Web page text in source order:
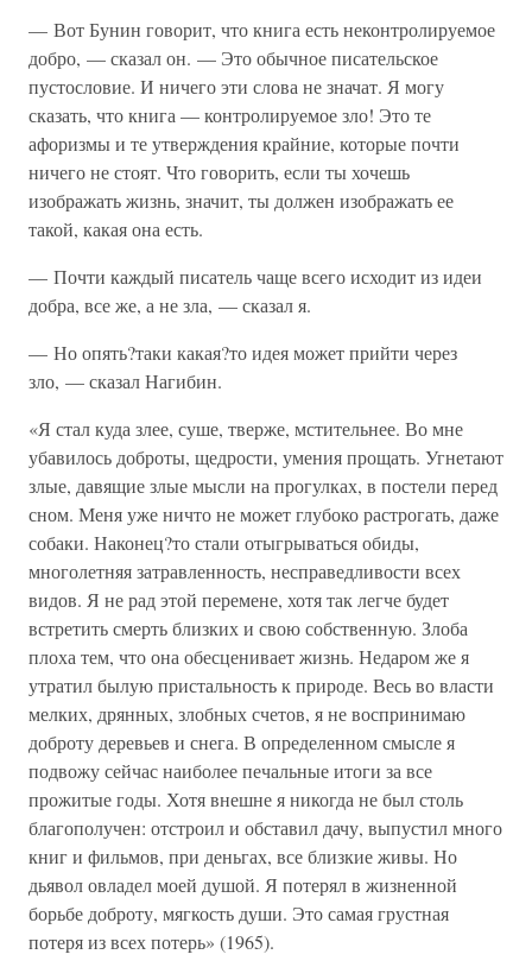
— Вот Бунин говорит, что книга есть неконтролируемое
добро, — сказал он. — Это обычное писательское
пустословие. И ничего эти слова не значат. Я могу
сказать, что книга — контролируемое зло! Это те
афоризмы и те утверждения крайние, которые почти
ничего не стоят. Что говорить, если ты хочешь
изображать жизнь, значит, ты должен изображать ее
такой, какая она есть.
— Почти каждый писатель чаще всего исходит из идеи
добра, все же, а не зла, — сказал я.
— Но опять?таки какая?то идея может прийти через
зло, — сказал Нагибин.
«Я стал куда злее, суше, тверже, мстительнее. Во мне
убавилось доброты, щедрости, умения прощать. Угнетают
злые, давящие злые мысли на прогулках, в постели перед
сном. Меня уже ничто не может глубоко растрогать, даже
собаки. Наконец?то стали отыгрываться обиды,
многолетняя затравленность, несправедливости всех
видов. Я не рад этой перемене, хотя так легче будет
встретить смерть близких и свою собственную. Злоба
плоха тем, что она обесценивает жизнь. Недаром же я
утратил былую пристальность к природе. Весь во власти
мелких, дрянных, злобных счетов, я не воспринимаю
доброту деревьев и снега. В определенном смысле я
подвожу сейчас наиболее печальные итоги за все
прожитые годы. Хотя внешне я никогда не был столь
благополучен: отстроил и обставил дачу, выпустил много
книг и фильмов, при деньгах, все близкие живы. Но
дьявол овладел моей душой. Я потерял в жизненной
борьбе доброту, мягкость души. Это самая грустная
потеря из всех потерь» (1965).